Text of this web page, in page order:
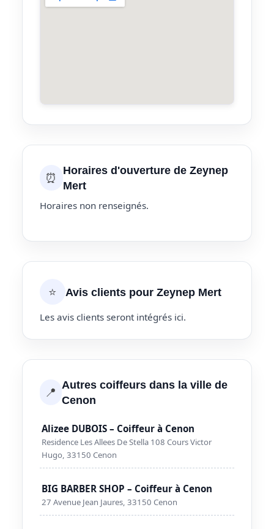
⏰
Horaires d'ouverture de Zeynep
Mert
Horaires non renseignés.
⭐ Avis clients pour Zeynep Mert
Les avis clients seront intégrés ici.
📍 Autres coiffeurs dans la ville de
Cenon
Alizee DUBOIS – Coiffeur à Cenon
Residence Les Allees De Stella 108 Cours Victor
Hugo, 33150 Cenon
BIG BARBER SHOP – Coiffeur à Cenon
27 Avenue Jean Jaures, 33150 Cenon